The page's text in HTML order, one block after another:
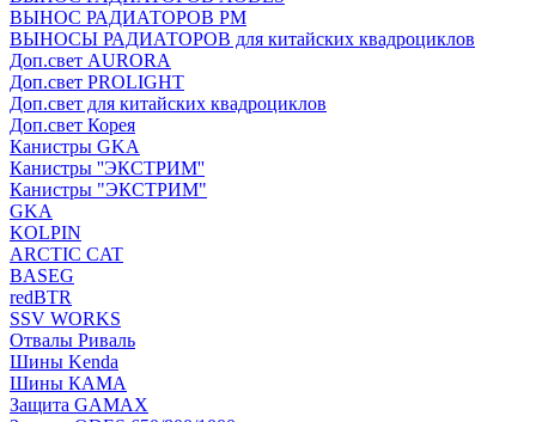
ВЫНОС РАДИАТОРОВ РМ
ВЫНОСЫ РАДИАТОРОВ для китайских квадроциклов
Доп.свет AURORA
Доп.свет PROLIGHT
Доп.свет для китайских квадроциклов
Доп.свет Корея
Канистры GKA
Канистры ''ЭКСТРИМ''
Канистры "ЭКСТРИМ"
GKA
KOLPIN
ARCTIC CAT
BASEG
redBTR
SSV WORKS
Отвалы Риваль
Шины Kenda
Шины КАМА
Защита GAMAX